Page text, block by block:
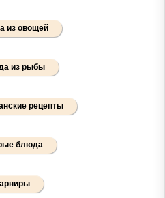
из овощей
из рыбы
рецепты
блюда